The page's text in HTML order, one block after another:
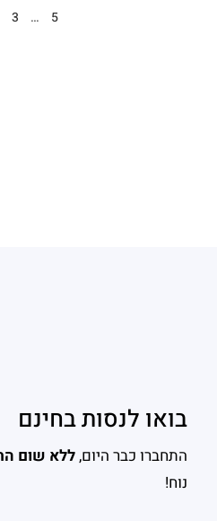
3 … 5
בואו לנסות בחינם
התחברו כבר היום,ללא שום
נוח!